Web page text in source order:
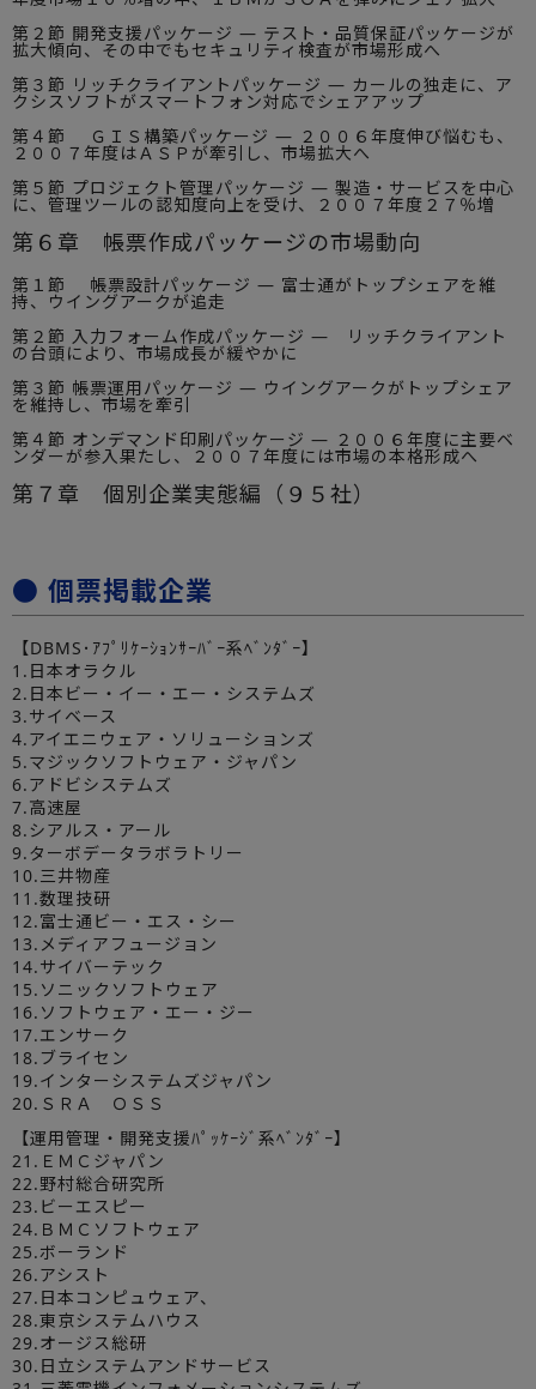
第２節 開発支援パッケージ — テスト・品質保証パッケージが
拡大傾向、その中でもセキュリティ検査が市場形成へ
第３節 リッチクライアントパッケージ — カールの独走に、ア
クシスソフトがスマートフォン対応でシェアアップ
第４節 ＧＩＳ構築パッケージ — ２００６年度伸び悩むも、
２００７年度はＡＳＰが牽引し、市場拡大へ
第５節 プロジェクト管理パッケージ — 製造・サービスを中心
に、管理ツールの認知度向上を受け、２００７年度２７％増
第６章 帳票作成パッケージの市場動向
第１節 帳票設計パッケージ — 富士通がトップシェアを維
持、ウイングアークが追走
第２節 入力フォーム作成パッケージ — リッチクライアント
の台頭により、市場成長が緩やかに
第３節 帳票運用パッケージ — ウイングアークがトップシェア
を維持し、市場を牽引
第４節 オンデマンド印刷パッケージ — ２００６年度に主要ベ
ンダーが参入果たし、２００７年度には市場の本格形成へ
第７章 個別企業実態編（９５社）
● 個票掲載企業
【DBMS･ｱﾌﾟﾘｹｰｼｮﾝｻｰﾊﾞｰ系ﾍﾞﾝﾀﾞｰ】
1.日本オラクル
2.日本ビー・イー・エー・システムズ
3.サイベース
4.アイエニウェア・ソリューションズ
5.マジックソフトウェア・ジャパン
6.アドビシステムズ
7.高速屋
8.シアルス・アール
9.ターボデータラボラトリー
10.三井物産
11.数理技研
12.富士通ビー・エス・シー
13.メディアフュージョン
14.サイバーテック
15.ソニックソフトウェア
16.ソフトウェア・エー・ジー
17.エンサーク
18.ブライセン
19.インターシステムズジャパン
20.ＳＲＡ ＯＳＳ
【運用管理・開発支援ﾊﾟｯｹｰｼﾞ系ﾍﾞﾝﾀﾞｰ】
21.ＥＭＣジャパン
22.野村総合研究所
23.ビーエスピー
24.ＢＭＣソフトウェア
25.ボーランド
26.アシスト
27.日本コンピュウェア、
28.東京システムハウス
29.オージス総研
30.日立システムアンドサービス